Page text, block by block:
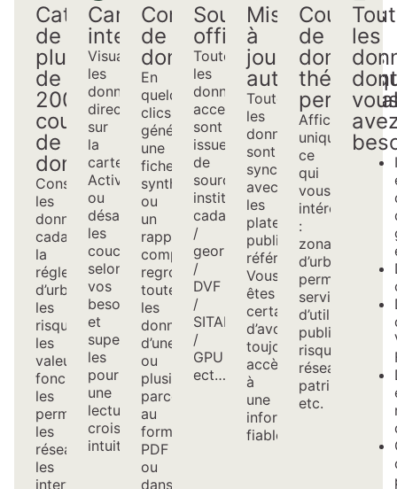
Catalogue
de
plus
de
200
couches
de
données
Consultez
les
données
cadastrales,
la
réglementation
d’urbanisme,
les
risques,
les
valeurs
foncières,
les
permis,
les
réseaux,
les
interventions
Carte
interactive
Visualisez
les
données
directement
sur
la
carte.
Activez
ou
désactivez
les
couches
selon
vos
besoins
et
superposez-
les
pour
une
lecture
croisée
intuitive.
Compilation
de
données
En
quelques
clics,
générez
une
fiche
synthétique
ou
un
rapport
complet
regroupant
toutes
les
données
d’une
ou
plusieurs
parcelles,
au
format
PDF
ou
dans
Sources
officielles
Toutes
les
données
accessibles
sont
issues
de
sources
institutionnelles:
cadastrate.gouv
/
georisques
/
DVF
/
SITADEL
/
GPU
ect…
Mises
à
jour
automatiques
Toutes
les
données
sont
synchronisées
avec
les
plateformes
publiques
référentes.
Vous
êtes
certain
d’avoir
toujours
accès
à
une
information
fiable.
Couches
de
données
Affichez
uniquement
ce
qui
vous
intéresse
:
zonage
d’urbanisme,
permis,
servitudes
d’utilité
publique,
risques,
réseaux,
patrimoine,
etc.
les
dont